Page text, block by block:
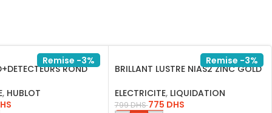
Remise -3%
ROND
, HUBLOT
Remise -3%
BRILLANT LUSTRE NIAS2 ZINC GOLD
ELECTRICITE, LIQUIDATION
799DHS775 DHS